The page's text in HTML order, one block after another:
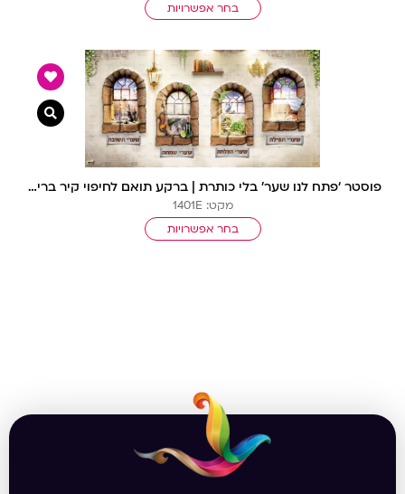
בחר אפשרויות
פוסטר ‘פתח לנו שער’ בלי כותרת | ברקע תואם לחיפוי קיר בריקים ומנורות זהב (10300)
מקט: 1401E
בחר אפשרויות
צפייה